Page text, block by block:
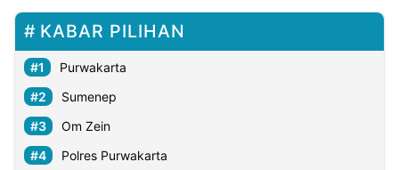
Kabarbaru
KABAR PILIHAN
Purwakarta
Sumenep
Om Zein
Polres Purwakarta